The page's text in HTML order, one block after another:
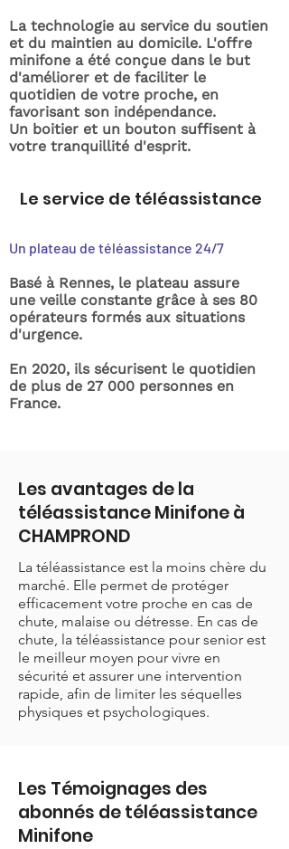
La technologie au service du soutien
et du maintien au domicile. L'offre
minifone a été conçue dans le but
d'améliorer et de faciliter le
quotidien de votre proche, en
favorisant son indépendance.
Un boitier et un bouton suffisent à
votre tranquillité d'esprit.
Le service de téléassistance
Un plateau de téléassistance 24/7
Basé à Rennes, le plateau assure
une veille constante grâce à ses 80
opérateurs formés aux situations
d'urgence.
En 2020, ils sécurisent le quotidien
de plus de 27 000 personnes en
France.
Les avantages de la
téléassistance Minifone à
CHAMPROND
La téléassistance est la moins chère du
marché. Elle permet de protéger
efficacement votre proche en cas de
chute, malaise ou détresse. En cas de
chute, la téléassistance pour senior est
le meilleur moyen pour vivre en
sécurité et assurer une intervention
rapide, afin de limiter les séquelles
physiques et psychologiques.
Les Témoignages des
abonnés de téléassistance
Minifone